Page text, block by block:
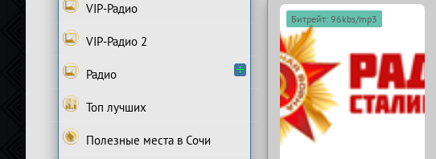
Битрейт: 96kbs/mp3
VIP-Радио
VIP-Радио 2
Радио
Топ лучших
Полезные места в Сочи